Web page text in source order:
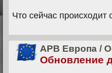
Что сейчас происходит
APB Европа /
Обновление